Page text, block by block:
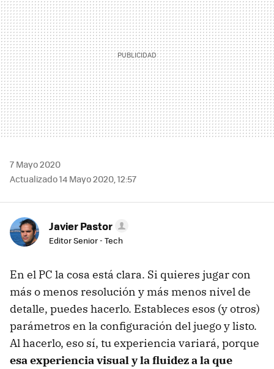
7 Mayo 2020
Actualizado 14 Mayo 2020, 12:57
Javier Pastor
Editor Senior - Tech
En el PC la cosa está clara. Si quieres jugar con
más o menos resolución y más menos nivel de
detalle, puedes hacerlo. Estableces esos (y otros)
parámetros en la configuración del juego y listo.
Al hacerlo, eso sí, tu experiencia variará, porque
esa experiencia visual y la fluidez a la que